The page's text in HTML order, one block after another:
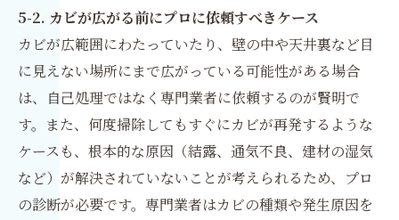
5-2. カビが広がる前にプロに依頼すべきケース
カビが広範囲にわたっていたり、壁の中や天井裏など目
に見えない場所にまで広がっている可能性がある場合
は、自己処理ではなく専門業者に依頼するのが賢明で
す。また、何度掃除してもすぐにカビが再発するような
ケースも、根本的な原因（結露、通気不良、建材の湿気
など）が解決されていないことが考えられるため、プロ
の診断が必要です。専門業者はカビの種類や発生原因を